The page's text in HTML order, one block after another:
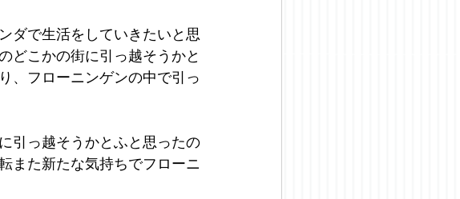
ダで生活をしていきたいと思
どこかの街に引っ越そうかと
、フローニンゲンの中で引っ
引っ越そうかとふと思ったの
また新たな気持ちでフローニ